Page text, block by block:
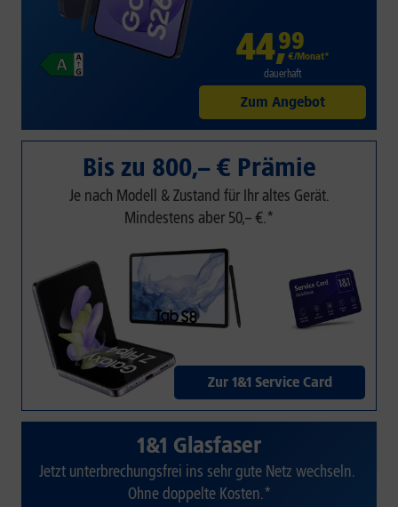
44,99
€/Monat*
dauerhaft
Zum Angebot
Bis zu 800,– € Prämie
Je nach Modell & Zustand für Ihr altes Gerät.
Mindestens aber 50,– €.*
Zur 1&1 Service Card
1&1 Glasfaser
Jetzt unterbrechungsfrei ins sehr gute Netz wechseln.
Ohne doppelte Kosten.*